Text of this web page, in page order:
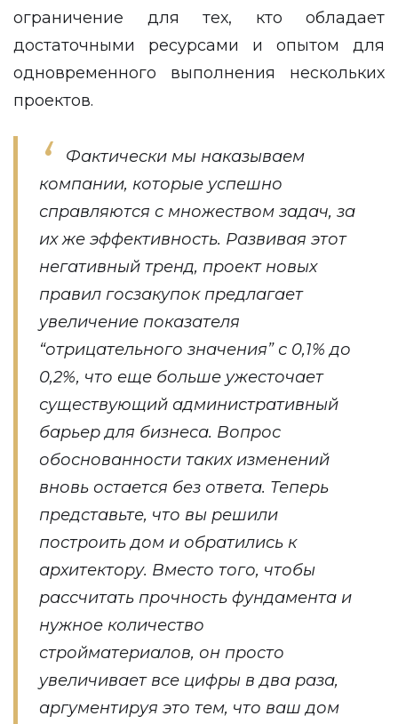
ограничение для тех, кто обладает
достаточными ресурсами и опытом для
одновременного выполнения нескольких
проектов.
Фактически мы наказываем
компании, которые успешно
справляются с множеством задач, за
их же эффективность. Развивая этот
негативный тренд, проект новых
правил госзакупок предлагает
увеличение показателя
“отрицательного значения” с 0,1% до
0,2%, что еще больше ужесточает
существующий административный
барьер для бизнеса. Вопрос
обоснованности таких изменений
вновь остается без ответа. Теперь
представьте, что вы решили
построить дом и обратились к
архитектору. Вместо того, чтобы
рассчитать прочность фундамента и
нужное количество
стройматериалов, он просто
увеличивает все цифры в два раза,
аргументируя это тем, что ваш дом